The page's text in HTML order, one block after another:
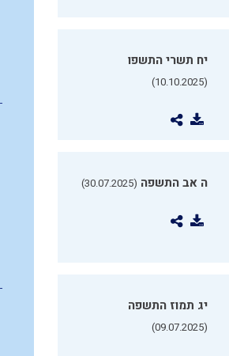
יח תשרי התשפו
(10.10.2025)
ה אב התשפה (30.07.2025)
יג תמוז התשפה
(09.07.2025)